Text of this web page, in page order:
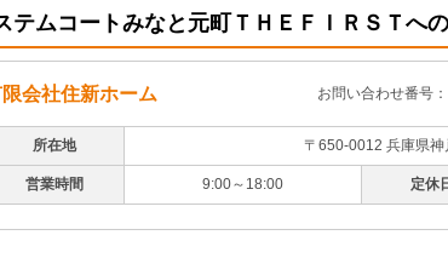
テムコートみなと元町ＴＨＥＦＩＲＳＴへ
会社住新ホーム お問い合わせ番号
所在地 〒650-0012 兵庫県
営業時間 9:00～18:00 定休